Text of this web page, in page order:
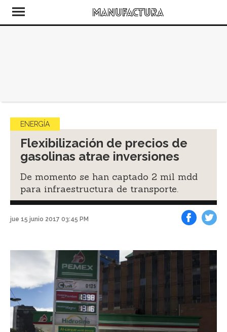
ENERGÍA
Flexibilización de precios de
gasolinas atrae inversiones
De momento se han captado 2 mil mdd
para infraestructura de transporte.
jue 15 junio 2017 03:45 PM